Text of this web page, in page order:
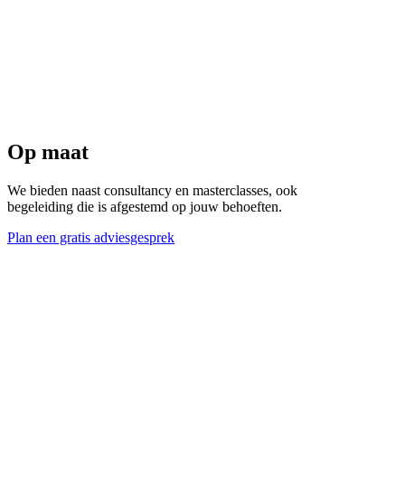
Op maat
We bieden naast consultancy en masterclasses, ook
begeleiding die is afgestemd op jouw behoeften.
Plan een gratis adviesgesprek